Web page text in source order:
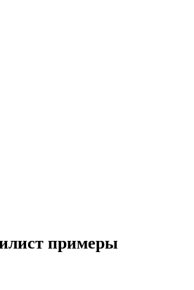
примеры